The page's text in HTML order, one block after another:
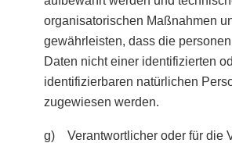
organisatorischen Maßnahmen
gewährleisten, dass die
Daten nicht einer identifizierten
identifizierbaren natürlichen
zugewiesen werden.
g) Verantwortlicher oder für die